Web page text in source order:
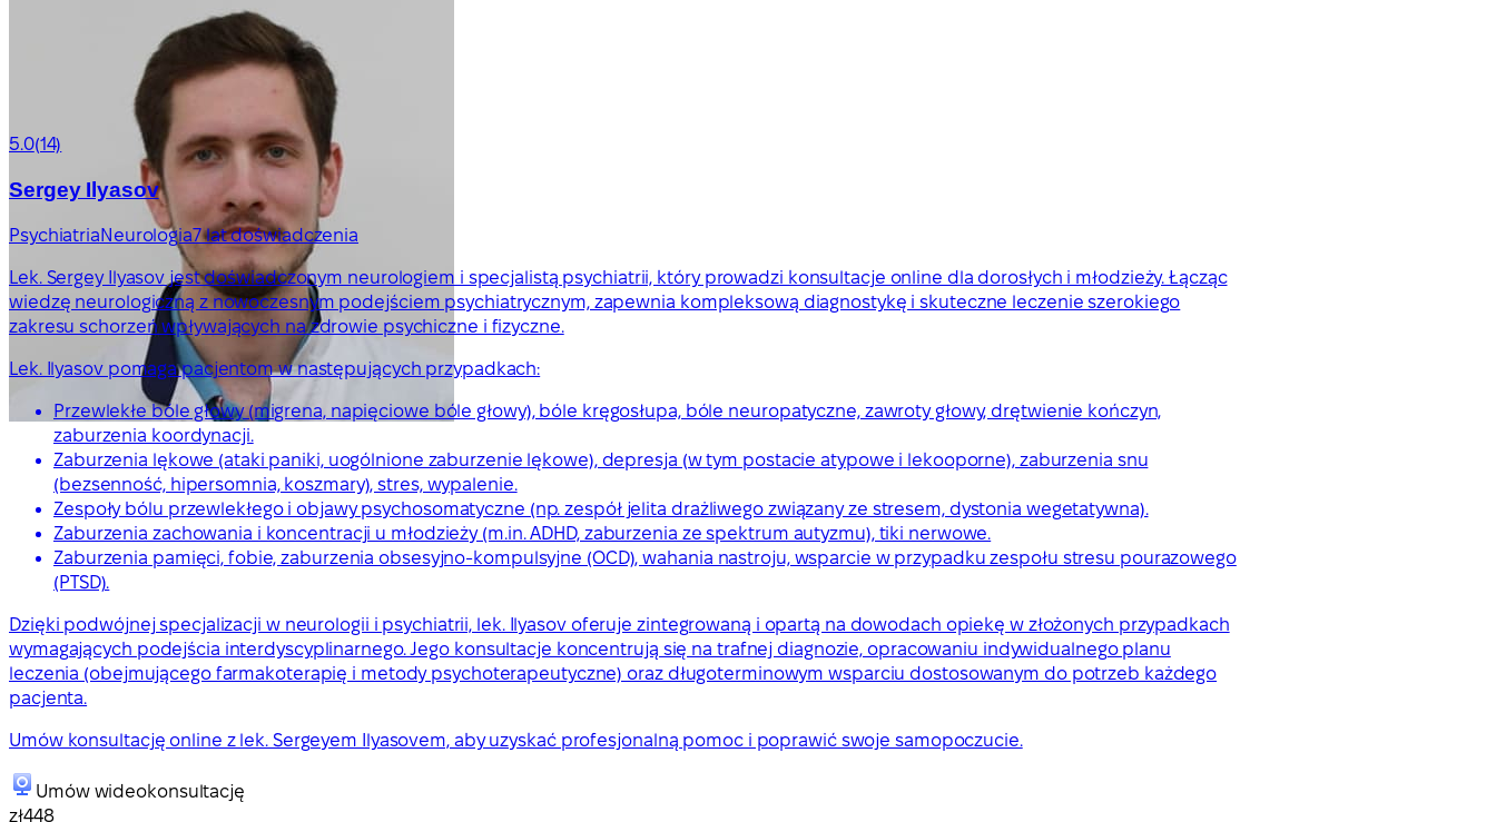
5.0(14)
Sergey Ilyasov
PsychiatriaNeurologia7 lat doświadczenia
Lek. Sergey Ilyasov jest doświadczonym neurologiem i specjalistą psychiatrii, który prowadzi konsultacje online dla dorosłych i młodzieży. Łącząc
wiedzę neurologiczną z nowoczesnym podejściem psychiatrycznym, zapewnia kompleksową diagnostykę i skuteczne leczenie szerokiego
zakresu schorzeń wpływających na zdrowie psychiczne i fizyczne.
Lek. Ilyasov pomaga pacjentom w następujących przypadkach:
Przewlekłe bóle głowy (migrena, napięciowe bóle głowy), bóle kręgosłupa, bóle neuropatyczne, zawroty głowy, drętwienie kończyn,
zaburzenia koordynacji.
Zaburzenia lękowe (ataki paniki, uogólnione zaburzenie lękowe), depresja (w tym postacie atypowe i lekooporne), zaburzenia snu
(bezsenność, hipersomnia, koszmary), stres, wypalenie.
Zespoły bólu przewlekłego i objawy psychosomatyczne (np. zespół jelita drażliwego związany ze stresem, dystonia wegetatywna).
Zaburzenia zachowania i koncentracji u młodzieży (m.in. ADHD, zaburzenia ze spektrum autyzmu), tiki nerwowe.
Zaburzenia pamięci, fobie, zaburzenia obsesyjno-kompulsyjne (OCD), wahania nastroju, wsparcie w przypadku zespołu stresu pourazowego
(PTSD).
Dzięki podwójnej specjalizacji w neurologii i psychiatrii, lek. Ilyasov oferuje zintegrowaną i opartą na dowodach opiekę w złożonych przypadkach
wymagających podejścia interdyscyplinarnego. Jego konsultacje koncentrują się na trafnej diagnozie, opracowaniu indywidualnego planu
leczenia (obejmującego farmakoterapię i metody psychoterapeutyczne) oraz długoterminowym wsparciu dostosowanym do potrzeb każdego
pacjenta.
Umów konsultację online z lek. Sergeyem Ilyasovem, aby uzyskać profesjonalną pomoc i poprawić swoje samopoczucie.
Umów wideokonsultację
zł448